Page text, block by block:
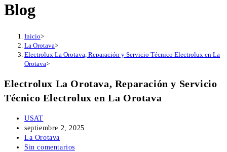
Blog
Inicio>
La Orotava>
Electrolux La Orotava, Reparación y Servicio Técnico Electrolux en La
Orotava>
Electrolux La Orotava, Reparación y Servicio
Técnico Electrolux en La Orotava
Autor
de
la
entrada:
USAT
Publicación
de
la
septiembre 2, 2025
Categoría
de
La Orotava
Comentarios
Sin comentarios